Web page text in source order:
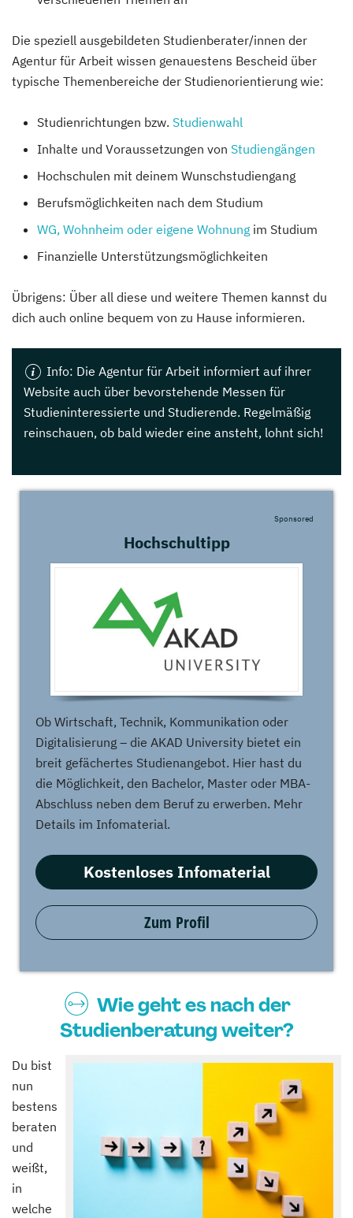
Die speziell ausgebildeten Studienberater/innen der
Agentur für Arbeit wissen genauestens Bescheid über
typische Themenbereiche der Studienorientierung wie:
Studienrichtungen bzw. Studienwahl
Inhalte und Voraussetzungen von Studiengängen
Hochschulen mit deinem Wunschstudiengang
Berufsmöglichkeiten nach dem Studium
WG, Wohnheim oder eigene Wohnung im Studium
Finanzielle Unterstützungsmöglichkeiten
Übrigens: Über all diese und weitere Themen kannst du
dich auch online bequem von zu Hause informieren.
Info: Die Agentur für Arbeit informiert auf ihrer
Website auch über bevorstehende Messen für
Studieninteressierte und Studierende. Regelmäßig
reinschauen, ob bald wieder eine ansteht, lohnt sich!
Hochschultipp
Sponsored
Ob Wirtschaft, Technik, Kommunikation oder
Digitalisierung – die AKAD University bietet ein
breit gefächertes Studienangebot. Hier hast du
die Möglichkeit, den Bachelor, Master oder MBA-
Abschluss neben dem Beruf zu erwerben. Mehr
Details im Infomaterial.
Kostenloses Infomaterial
Zum Profil
Wie geht es nach der
Studienberatung weiter?
Du bist
nun
bestens
beraten
und
weißt,
in
welche